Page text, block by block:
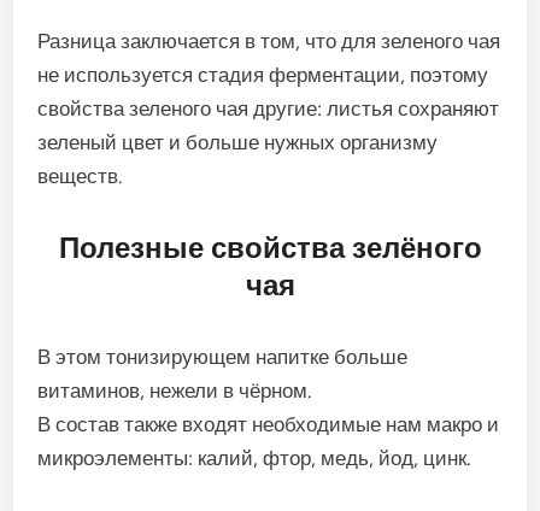
Разница заключается в том, что для зеленого чая
не используется стадия ферментации, поэтому
свойства зеленого чая другие: листья сохраняют
зеленый цвет и больше нужных организму
веществ.
Полезные свойства зелёного
чая
В этом тонизирующем напитке больше
витаминов, нежели в чёрном.
В состав также входят необходимые нам макро и
микроэлементы: калий, фтор, медь, йод, цинк.